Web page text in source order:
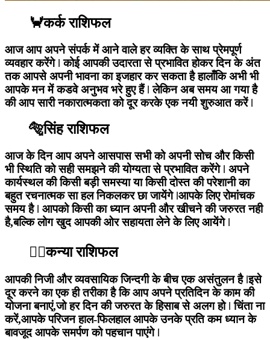
🦀कर्क राशिफल
आज आप अपने संपर्क में आने वाले हर व्यक्ति के साथ प्रेमपूर्ण
व्यवहार करेंगे ǀ कोई आपकी उदारता से प्रभावित होकर दिन के अंत
तक आपसे अपनी भावना का इजहार कर सकता है हालाँकि अभी भी
आपके मन में कडवे अनुभव भरे हुए हैं ǀ लेकिन अब समय आ गया है
की आप सारी नकारात्मकता को दूर करके एक नयी शुरुआत करें ǀ
🐅सिंह राशिफल
आज के दिन आप अपने आसपास सभी को अपनी सोच और किसी
भी स्थिति को सही समझने की योग्यता से प्रभावित करेंगे ǀ अपने
कार्यस्थल की किसी बड़ी समस्या या किसी दोस्त की परेशानी का
बहुत रचनात्मक सा हल निकलकर छा जायेंगे ǀआपके लिए रोमांचक
समय है ǀ आपको किसी का ध्यान अपनी और खीचने की जरुरत नही
है,बल्कि लोग खुद आपकी ओर सहायता लेने के लिए आयेंगे ǀ
🙍‍♀️कन्या राशिफल
आपकी निजी और व्यवसायिक जिन्दगी के बीच एक असंतुलन है ǀइसे
दूर करने का एक ही तरीका है कि आप अपने प्रतिदिन के काम की
योजना बनाएं,जो हर दिन की जरुरत के हिसाब से अलग हो ǀ चिंता ना
करें,आपके परिजन हाल-फिलहाल आपके उनके प्रति कम ध्यान के
बावजूद आपके समर्पण को पहचान पाएंगे ǀ